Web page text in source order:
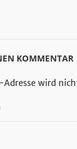
KOMMENTAR
wird